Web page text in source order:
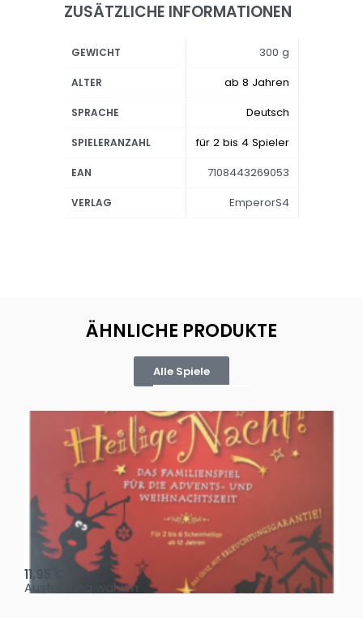
ZUSÄTZLICHE INFORMATIONEN
GEWICHT 300 g
ALTER ab 8 Jahren
SPRACHE Deutsch
SPIELERANZAHL für 2 bis 4 Spieler
EAN 7108443269053
VERLAG EmperorS4
ÄHNLICHE PRODUKTE
Alle Spiele
Oh, heilige Nacht!
11,95
Ausführung wählen